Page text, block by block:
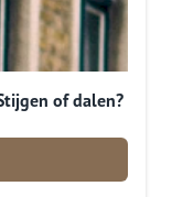
of dalen?